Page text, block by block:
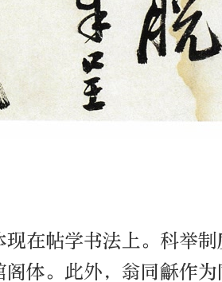
在帖学书法上。科举
体。此外，翁同龢作